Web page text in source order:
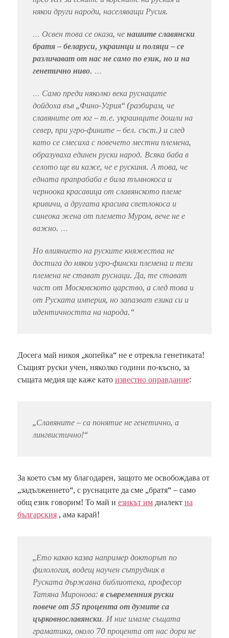
някои други народи, населяващи Русия.
… Освен това се оказа, че нашите славянски
братя – беларуси, украинци и поляци – се
различават от нас не само по език, но и на
генетично ниво. …
… Само преди няколко века руснаците
дойдоха във „Фино-Угрия“ (разбирам, че
славяните от юг – т.е. украинците дошли на
север, при угро-фините – бел. съст.) и след
като се смесиха с повечето местни племена,
образуваха единен руски народ. Всяка баба в
селото ще ви каже, че е рускиня. А това, че
едната прапрабаба е била тъмнокоса и
черноока красавица от славянското племе
кривичи, а другата красива светлокоса и
синеока жена от племето Муром, вече не е
важно. …
Но влиянието на руските княжества не
достига до някои угро-фински племена и тези
племена не стават руснаци. Да, те стават
част от Московското царство, а след това и
от Руската империя, но запазват езика си и
идентичността на народа.“
Досега май никоя „копейка“ не е отрекла генетиката!
Същият руски учен, няколко години по-късно, за
същата медия ще каже като известно оправдание:
„Славяните – са понятие не генетично, а
лингвистично!“
За което съм му благодарен, защото ме освобождава от
„задължението“, с руснаците да сме „братя“ – само
общ език говорим! То май и езикът имдиалект на
българския, ама карай!
„Ето какво казва например докторът по
филология, водещ научен сътрудник в
Руската държавна библиотека, професор
Татяна Миронова: в съвременния руски
повече от 55 процента от думите са
църковнославянски. И ние имаме същата
граматика, около 70 процента от нас дори не